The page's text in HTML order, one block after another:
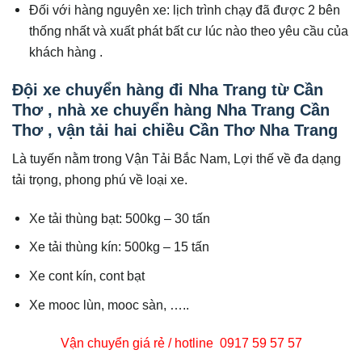
Đối với hàng nguyên xe: lịch trình chạy đã được 2 bên
thống nhất và xuất phát bất cư lúc nào theo yêu cầu của
khách hàng .
Đội xe chuyển hàng đi Nha Trang từ Cần
Thơ , nhà xe chuyển hàng Nha Trang Cần
Thơ , vận tải hai chiều Cần Thơ Nha Trang
Là tuyến nằm trong Vận Tải Bắc Nam, Lợi thế về đa dạng
tải trọng, phong phú về loại xe.
Xe tải thùng bạt: 500kg – 30 tấn
Xe tải thùng kín: 500kg – 15 tấn
Xe cont kín, cont bạt
Xe mooc lùn, mooc sàn, …..
Vận chuyển giá rẻ / hotline 0917 59 57 57